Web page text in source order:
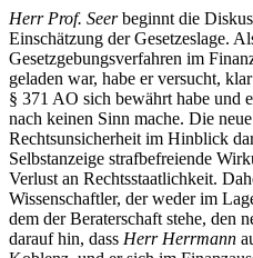
Herr Prof. Seerbeginnt die
Einschätzung der Gesetzeslage.
Gesetzgebungsverfahren im
geladen war, habe er versucht,
§ 371 AO sich bewährt habe und
nach keinen Sinn mache. Die
Rechtsunsicherheit im Hinblick
Selbstanzeige strafbefreiende
Verlust an Rechtsstaatlichkeit.
Wissenschaftler, der weder im
dem der Beraterschaft stehe, den
darauf hin, dass Herr Herrmann